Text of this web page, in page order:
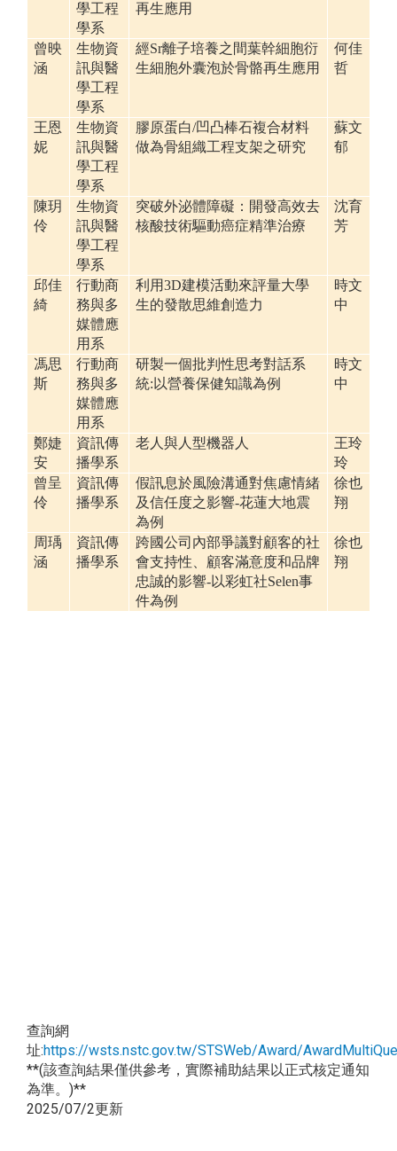
學工程
學系
再生應用
曾映
涵
生物資
訊與醫
學工程
學系
經Sr離子培養之間葉幹細胞衍
生細胞外囊泡於骨骼再生應用
何佳
哲
王恩
妮
生物資
訊與醫
學工程
學系
膠原蛋白/凹凸棒石複合材料
做為骨組織工程支架之研究
蘇文
郁
陳玥
伶
生物資
訊與醫
學工程
學系
突破外泌體障礙：開發高效去
核酸技術驅動癌症精準治療
沈育
芳
邱佳
綺
行動商
務與多
媒體應
用系
利用3D建模活動來評量大學
生的發散思維創造力
時文
中
馮思
斯
行動商
務與多
媒體應
用系
研製一個批判性思考對話系
統:以營養保健知識為例
時文
中
鄭婕
安
資訊傳
播學系
老人與人型機器人
王玲
玲
曾呈
伶
資訊傳
播學系
假訊息於風險溝通對焦慮情緒
及信任度之影響-花蓮大地震
為例
徐也
翔
周瑀
涵
資訊傳
播學系
跨國公司內部爭議對顧客的社
會支持性、顧客滿意度和品牌
忠誠的影響-以彩虹社Selen事
件為例
徐也
翔
查詢網
址:https://wsts.nstc.gov.tw/STSWeb/Award/
**(該查詢結果僅供參考，實際補助結果以正式核定通知
為準。)**
2025/07/2更新